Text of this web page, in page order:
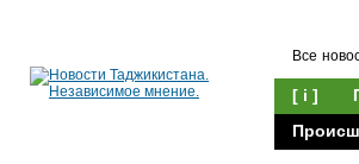
Все
[ i ]